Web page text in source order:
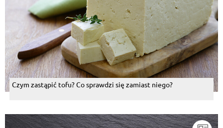
Czym zastąpić tofu? Co sprawdzi się zamiast niego?